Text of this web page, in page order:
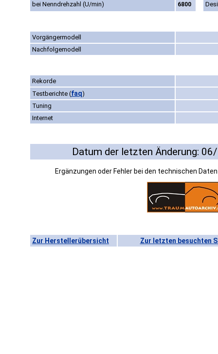
bei Nenndrehzahl (U/min)
6800
Vorgängermodell
Nachfolgemodell
Rekorde
Testberichte (faq)
Tuning
Internet
Datum der letzten Änderung:
Ergänzungen oder Fehler bei den technischen
Zur Herstellerübersicht Zur letzten besuchten